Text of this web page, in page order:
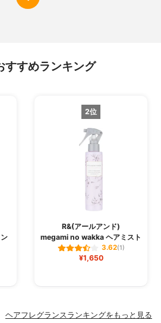
すすめランキング
2位
R&(アールアンド)
megami no wakka ヘアミスト
3.62(1)
¥1,650
ヘアフレグランスランキングをもっと見る